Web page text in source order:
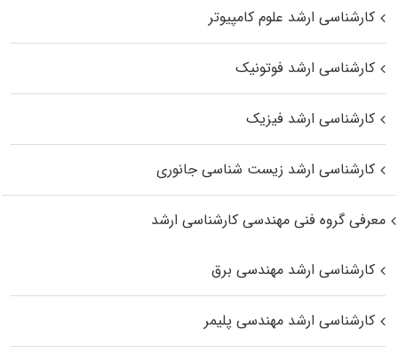
کارشناسی ارشد علوم کامپیوتر
کارشناسی ارشد فوتونیک
کارشناسی ارشد فیزیک
کارشناسی ارشد زیست‌ شناسی جانوری
معرفی گروه فنی مهندسی کارشناسی ارشد
کارشناسی ارشد مهندسی برق
کارشناسی ارشد مهندسی پلیمر